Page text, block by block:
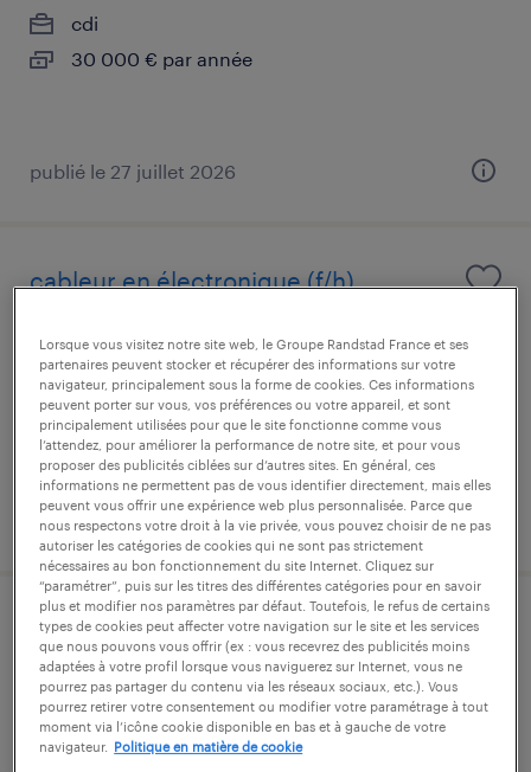
cdi
30 000 € par année
publié le 27 juillet 2026
cableur en électronique (f/h)
vénissieux, rhône
intérim
12,50 € par heure
publié le 22 juillet 2026
cableur (f/h)
vénissieux, rhône
intérim
13,50 € par heure
Lorsque vous visitez notre site web, le Groupe Randstad France et ses
partenaires peuvent stocker et récupérer des informations sur votre
navigateur, principalement sous la forme de cookies. Ces informations
peuvent porter sur vous, vos préférences ou votre appareil, et sont
principalement utilisées pour que le site fonctionne comme vous
l’attendez, pour améliorer la performance de notre site, et pour vous
proposer des publicités ciblées sur d’autres sites. En général, ces
informations ne permettent pas de vous identifier directement, mais elles
peuvent vous offrir une expérience web plus personnalisée. Parce que
nous respectons votre droit à la vie privée, vous pouvez choisir de ne pas
autoriser les catégories de cookies qui ne sont pas strictement
nécessaires au bon fonctionnement du site Internet. Cliquez sur
“paramétrer”, puis sur les titres des différentes catégories pour en savoir
plus et modifier nos paramètres par défaut. Toutefois, le refus de certains
types de cookies peut affecter votre navigation sur le site et les services
que nous pouvons vous offrir (ex : vous recevrez des publicités moins
adaptées à votre profil lorsque vous naviguerez sur Internet, vous ne
pourrez pas partager du contenu via les réseaux sociaux, etc.). Vous
pourrez retirer votre consentement ou modifier votre paramétrage à tout
moment via l’icône cookie disponible en bas et à gauche de votre
navigateur.
Politique en matière de cookie